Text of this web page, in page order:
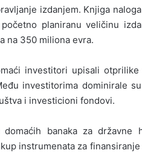
izdanjem. Knjiga
planiranu veličinu
na 350 miliona evra.
investitori upisali
investitorima dominirale
i investicioni fondovi.
banaka za državne
instrumenata za finansiranje